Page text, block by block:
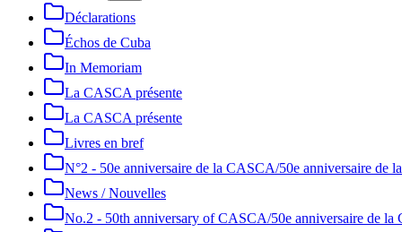
Déclarations
Échos de Cuba
In Memoriam
La CASCA présente
La CASCA présente
Livres en bref
N°2 - 50e anniversaire de la CASCA/50e anniversaire de
News / Nouvelles
No.2 - 50th anniversary of CASCA/50e anniversaire de la